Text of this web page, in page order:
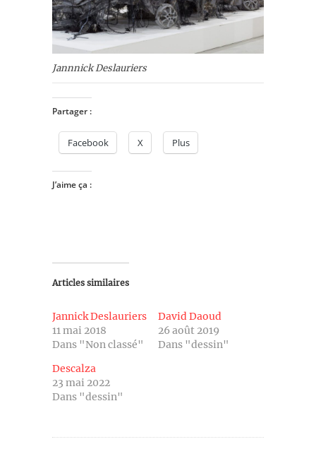
Jannnick Deslauriers
Partager :
Facebook X Plus
J’aime ça :
Articles similaires
Jannick Deslauriers
11 mai 2018
Dans "Non classé"
David Daoud
26 août 2019
Dans "dessin"
Descalza
23 mai 2022
Dans "dessin"